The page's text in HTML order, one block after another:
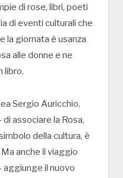
di rose, libri, poeti
di eventi culturali che
la giornata è usanza
alle donne e ne
libro.
Sergio Auricchio,
associare la Rosa,
della cultura, è
anche il viaggio
aggiunge il nuovo